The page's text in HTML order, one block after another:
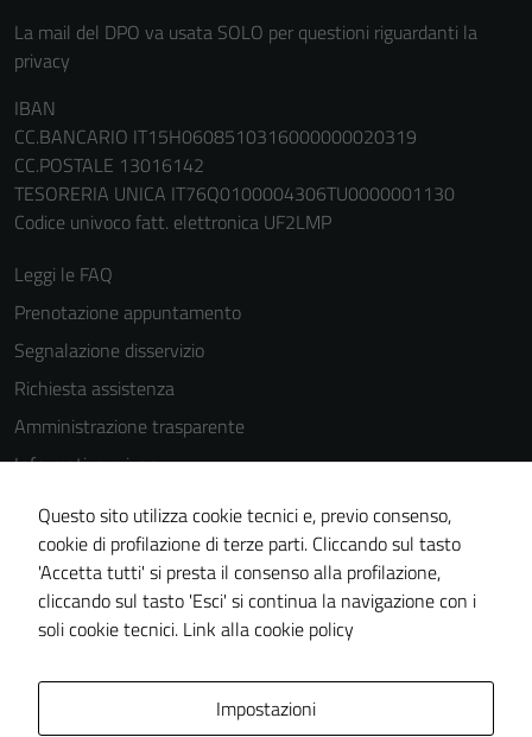
La mail del DPO va usata SOLO per questioni riguardanti la
privacy
IBAN
CC.BANCARIO IT15H0608510316000000020319
CC.POSTALE 13016142
TESORERIA UNICA IT76Q0100004306TU0000001130
Codice univoco fatt. elettronica UF2LMP
Leggi le FAQ
Prenotazione appuntamento
Segnalazione disservizio
Richiesta assistenza
Amministrazione trasparente
Informativa privacy
Cookie Policy
Note legali
Dichiarazione di accessibilità
Piano di miglioramento del sito
Questo sito utilizza cookie tecnici e, previo consenso,
cookie di profilazione di terze parti. Cliccando sul tasto
'Accetta tutti' si presta il consenso alla profilazione,
cliccando sul tasto 'Esci' si continua la navigazione con i
soli cookie tecnici. Link alla cookie policy
Impostazioni